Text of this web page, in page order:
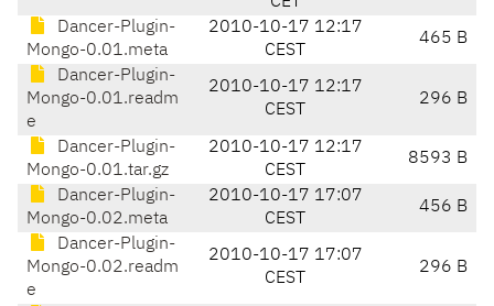
Dancer-Plugin-
Mongo-0.01.meta
2010-10-17 12:17
CEST
465 B
Dancer-Plugin-
Mongo-0.01.readm
e
2010-10-17 12:17
CEST
296 B
Dancer-Plugin-
Mongo-0.01.tar.gz
2010-10-17 12:17
CEST
8593 B
Dancer-Plugin-
Mongo-0.02.meta
2010-10-17 17:07
CEST
456 B
Dancer-Plugin-
Mongo-0.02.readm
e
2010-10-17 17:07
CEST
296 B